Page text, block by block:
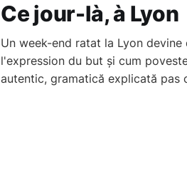
Ce jour-là, à Lyon
Un week-end ratat la Lyon
l'expression du but și cum
autentic, gramatică explicată pas